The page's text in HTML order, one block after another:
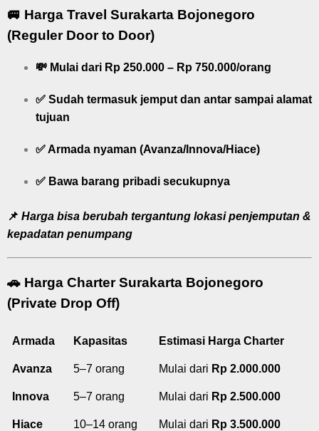
🚐 Harga Travel Surakarta Bojonegoro
(Reguler Door to Door)
💸 Mulai dari Rp 250.000 – Rp 750.000/orang
✅ Sudah termasuk jemput dan antar sampai alamat
tujuan
✅ Armada nyaman (Avanza/Innova/Hiace)
✅ Bawa barang pribadi secukupnya
📌 Harga bisa berubah tergantung lokasi penjemputan &
kepadatan penumpang
🚗 Harga Charter Surakarta Bojonegoro
(Private Drop Off)
Armada Kapasitas Estimasi Harga Charter
Avanza 5–7 orang Mulai dari Rp 2.000.000
Innova 5–7 orang Mulai dari Rp 2.500.000
Hiace 10–14 orang Mulai dari Rp 3.500.000